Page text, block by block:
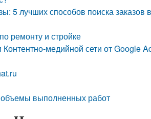
5 лучших способов поиска заказов
ремонту и стройке
медийной сети от Google
объемы выполненных работ